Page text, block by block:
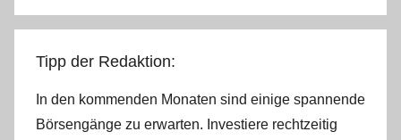
Tipp der Redaktion:
In den kommenden Monaten sind einige spannende
Börsengänge zu erwarten. Investiere rechtzeitig